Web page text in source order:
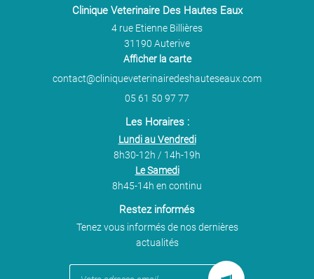
Clinique Veterinaire Des Hautes Eaux
4 rue Etienne Billières
31190 Auterive
Afficher la carte
05 61 50 97 77
Les Horaires :
Lundi au Vendredi
8h30-12h / 14h-19h
Le Samedi
8h45-14h en continu
Restez informés
Tenez vous informés de nos dernières
actualités